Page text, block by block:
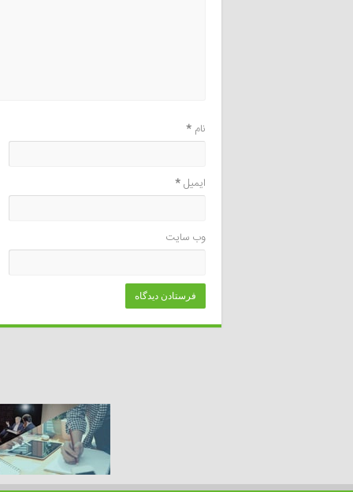
نام *
ایمیل*
وب‌ سایت